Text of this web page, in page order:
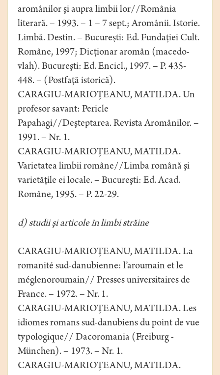
aromânilor şi aupra limbii lor//România
literară. – 1993. – 1 – 7 sept.; Aromânii. Istorie.
Limbă. Destin. – Bucureşti: Ed. Fundaţiei Cult.
Române, 1997; Dicţionar aromân (macedo-
vlah). Bucureşti: Ed. Encicl., 1997. – P. 435-
448. – (Postfaţă istorică).
CARAGIU-MARIOŢEANU, MATILDA. Un
profesor savant: Pericle
Papahagi//Deşteptarea. Revista Aromânilor. –
1991. – Nr. 1.
CARAGIU-MARIOŢEANU, MATILDA.
Varietatea limbii române//Limba română şi
varietăţile ei locale. – Bucureşti: Ed. Acad.
Române, 1995. – P. 22-29.
d) studii şi articole în limbi străine
CARAGIU-MARIOŢEANU, MATILDA. La
romanité sud-danubienne: l’aroumain et le
méglenoroumain// Presses universitaires de
France. – 1972. – Nr. 1.
CARAGIU-MARIOŢEANU, MATILDA. Les
idiomes romans sud-danubiens du point de vue
typologique// Dacoromania (Freiburg -
München). – 1973. – Nr. 1.
CARAGIU-MARIOŢEANU, MATILDA.